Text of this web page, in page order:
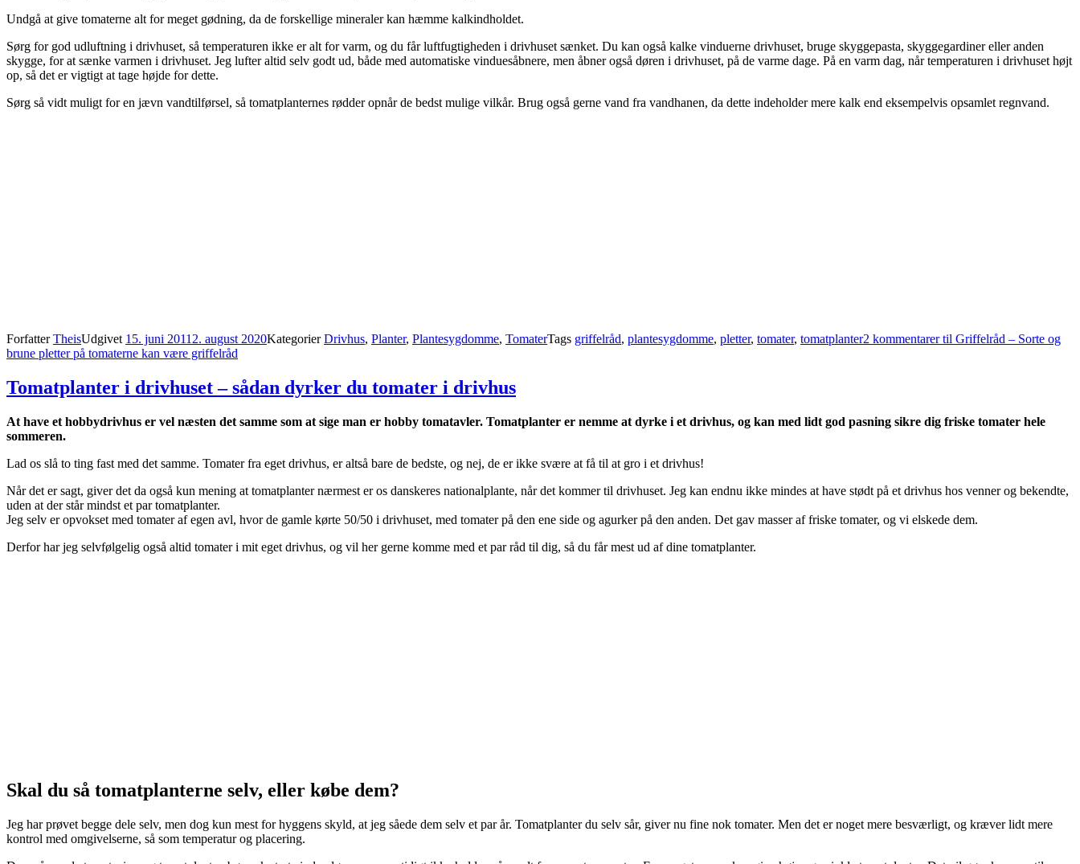
Undgå at give tomaterne alt for meget gødning, da de forskellige mineraler kan hæmme kalkindholdet.
Sørg for god udluftning i drivhuset, så temperaturen ikke er alt for varm, og du får luftfugtigheden i drivhuset sænket. Du kan også kalke vinduerne drivhuset, bruge skyggepasta, skyggegardiner eller anden
skygge, for at sænke varmen i drivhuset. Jeg lufter altid selv godt ud, både med automatiske vinduesåbnere, men åbner også døren i drivhuset, på de varme dage. På en varm dag, når temperaturen i drivhuset højt
op, så det er vigtigt at tage højde for dette.
Sørg så vidt muligt for en jævn vandtilførsel, så tomatplanternes rødder opnår de bedst mulige vilkår. Brug også gerne vand fra vandhanen, da dette indeholder mere kalk end eksempelvis opsamlet regnvand.
ForfatterTheisUdgivet 15. juni 2011 2. august 2020KategorierDrivhus, Planter, Plantesygdomme, TomaterTags griffelråd, plantesygdomme, pletter, tomater, tomatplanter2 kommentarertil Griffelråd – Sorte og
brune pletter på tomaterne kan være griffelråd
Tomatplanter i drivhuset – sådan dyrker du tomater i drivhus
At have et hobbydrivhus er vel næsten det samme som at sige man er hobby tomatavler. Tomatplanter er nemme at dyrke i et drivhus, og kan med lidt god pasning sikre dig friske tomater hele
sommeren.
Lad os slå to ting fast med det samme. Tomater fra eget drivhus, er altså bare de bedste, og nej, de er ikke svære at få til at gro i et drivhus!
Når det er sagt, giver det da også kun mening at tomatplanter nærmest er os danskeres nationalplante, når det kommer til drivhuset. Jeg kan endnu ikke mindes at have stødt på et drivhus hos venner og bekendte,
uden at der står mindst et par tomatplanter.
Jeg selv er opvokset med tomater af egen avl, hvor de gamle kørte 50/50 i drivhuset, med tomater på den ene side og agurker på den anden. Det gav masser af friske tomater, og vi elskede dem.
Derfor har jeg selvfølgelig også altid tomater i mit eget drivhus, og vil her gerne komme med et par råd til dig, så du får mest ud af dine tomatplanter.
Skal du så tomatplanterne selv, eller købe dem?
Jeg har prøvet begge dele selv, men dog kun mest for hyggens skyld, at jeg såede dem selv et par år. Tomatplanter du selv sår, giver nu fine nok tomater. Men det er noget mere besværligt, og kræver lidt mere
kontrol med omgivelserne, så som temperatur og placering.